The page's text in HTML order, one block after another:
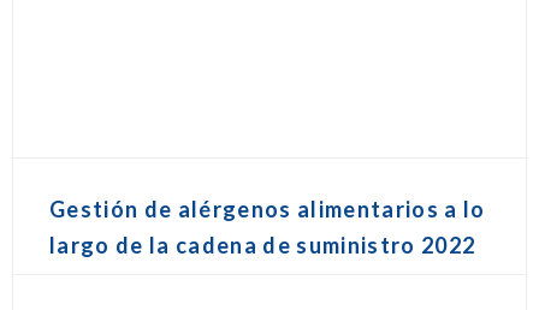
Gestión de alérgenos alimentarios a lo
largo de la cadena de suministro 2022